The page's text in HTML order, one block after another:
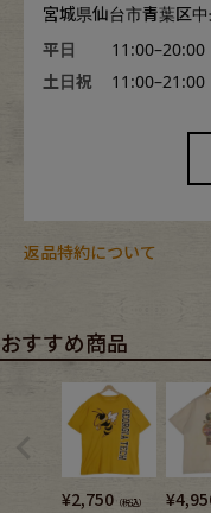
宮城県仙台市青葉区
平日
11:00–20:00
土日祝
11:00–21:00
返品特約について
おすすめ商品
¥2,750 （税込） ¥